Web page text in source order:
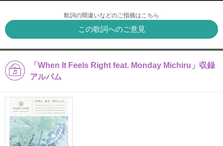
歌詞の間違いなどのご指摘はこちら
この歌詞へのご意見
「When It Feels Right feat. Monday Michiru」収録
アルバム